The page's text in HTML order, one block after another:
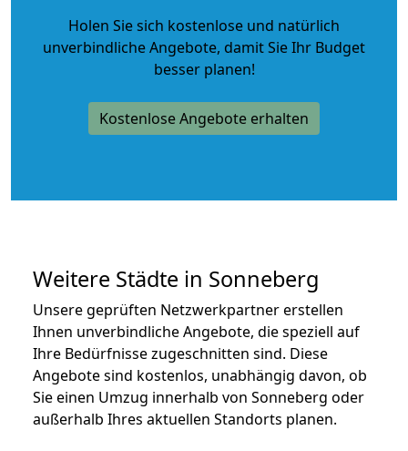
Holen Sie sich kostenlose und natürlich
unverbindliche Angebote, damit Sie Ihr Budget
besser planen!
Kostenlose Angebote erhalten
Weitere Städte in Sonneberg
Unsere geprüften Netzwerkpartner erstellen
Ihnen unverbindliche Angebote, die speziell auf
Ihre Bedürfnisse zugeschnitten sind. Diese
Angebote sind kostenlos, unabhängig davon, ob
Sie einen Umzug innerhalb von Sonneberg oder
außerhalb Ihres aktuellen Standorts planen.